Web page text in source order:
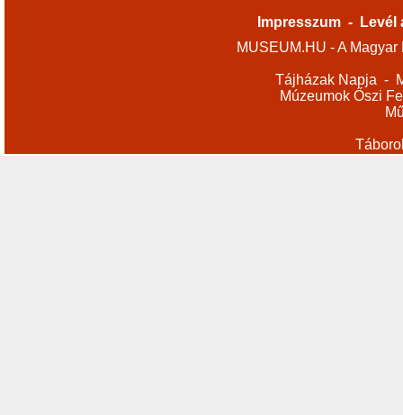
Impresszum -
Levél
MUSEUM.HU - A
Tájházak Napja -
Múzeumok Őszi